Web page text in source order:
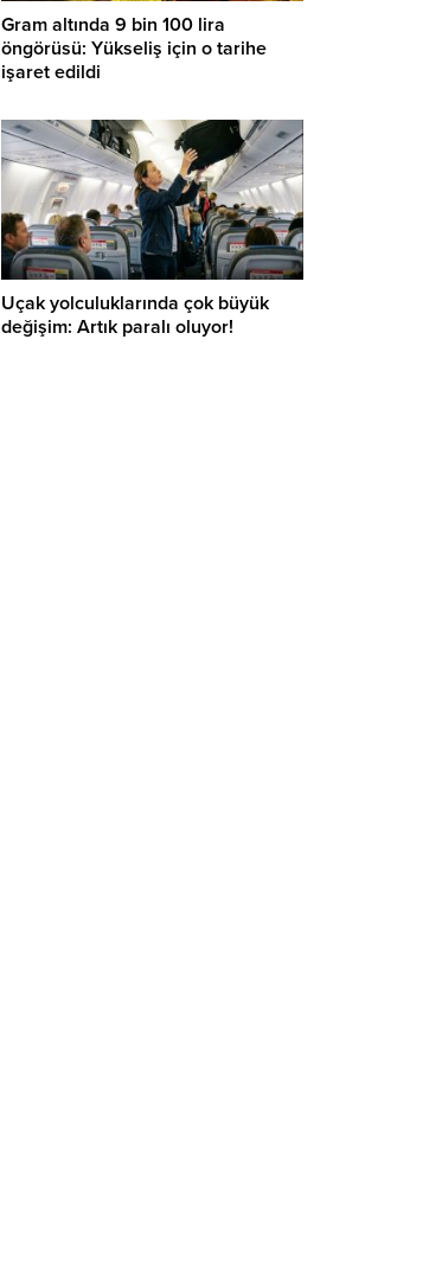
Gram altında 9 bin 100 lira
öngörüsü: Yükseliş için o tarihe
işaret edildi
Uçak yolculuklarında çok büyük
değişim: Artık paralı oluyor!